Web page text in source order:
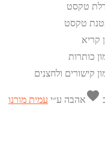
טקסט
טקסט
קריא
כותרות
קישורים ולחצנים
favoriteאהבה ע״י עמית מורנו